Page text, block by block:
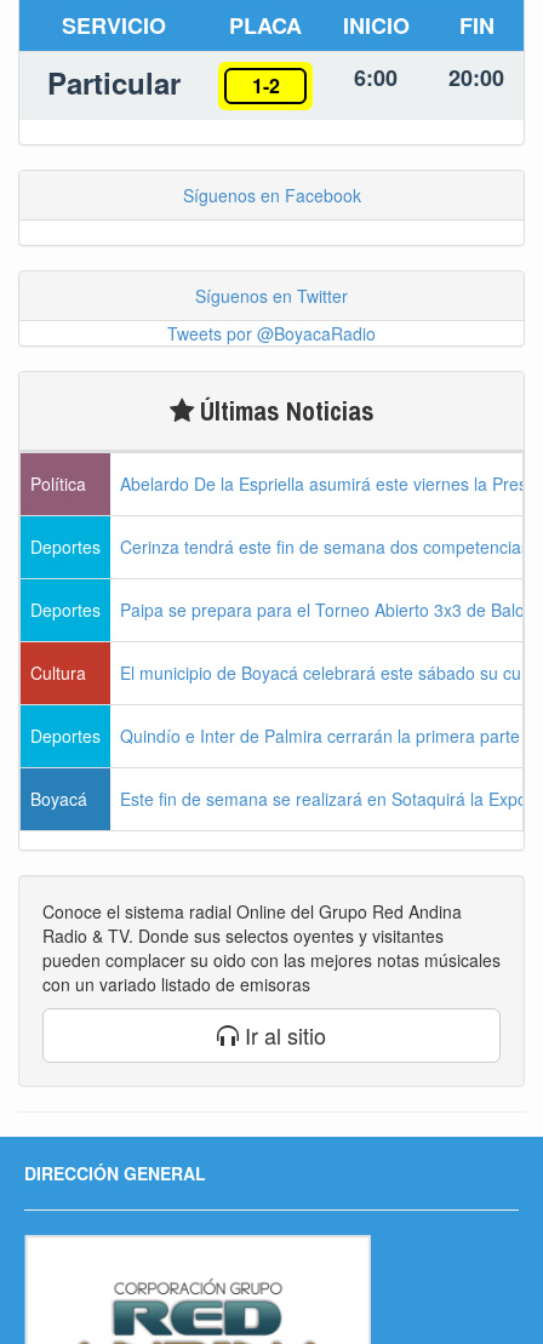
SERVICIO PLACA INICIO FIN
Particular 1-2 6:00 20:00
Síguenos en Facebook
Síguenos en Twitter
Tweets por @BoyacaRadio
Últimas Noticias
Política Abelardo De la Espriella asumirá este viernes la
Deportes Cerinza tendrá este fin de semana dos competencias
Deportes Paipa se prepara para el Torneo Abierto 3x3 de
Cultura El municipio de Boyacá celebrará este sábado su
Deportes Quindío e Inter de Palmira cerrarán la primera parte
Boyacá Este fin de semana se realizará en Sotaquirá la
Conoce el sistema radial Online del Grupo Red Andina
Radio & TV. Donde sus selectos oyentes y visitantes
pueden complacer su oido con las mejores notas músicales
con un variado listado de emisoras
Ir al sitio
DIRECCIÓN GENERAL